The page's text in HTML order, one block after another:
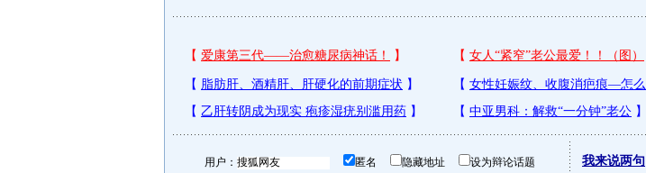
用户： 匿名 隐藏地址 设为辩论话题 我来说两句